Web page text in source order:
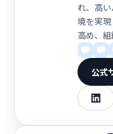
れ、高
境を実
高め、組
公式